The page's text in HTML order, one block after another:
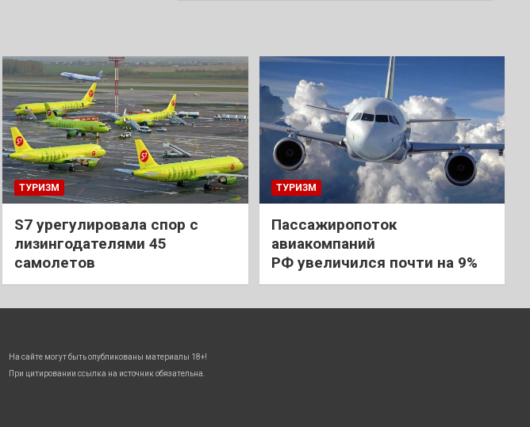
ТУРИЗМ
S7 урегулировала спор с
лизингодателями 45
самолетов
ТУРИЗМ
Пассажиропоток
авиакомпаний
РФ увеличился почти на 9%
На сайте могут быть опубликованы материалы 18+!
При цитировании ссылка на источник обязательна.